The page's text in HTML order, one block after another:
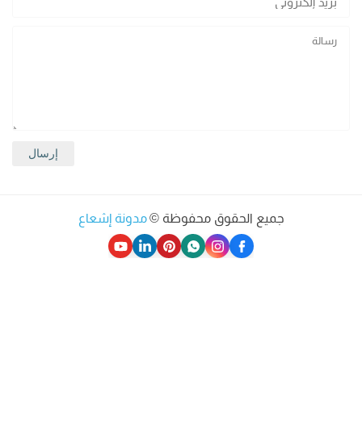
جميع الحقوق محفوظة © مدونة إشعاع